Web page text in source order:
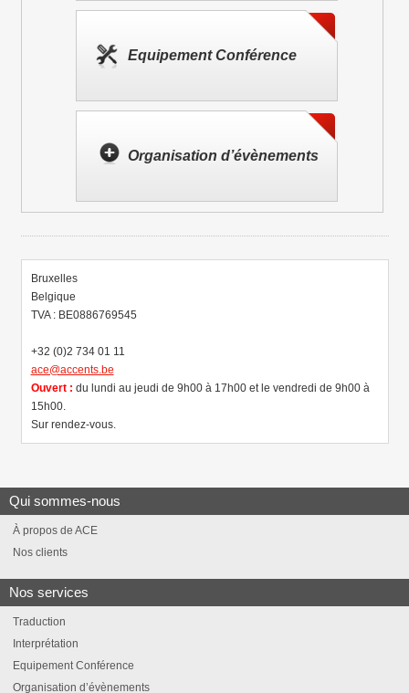
Bruxelles
Belgique
TVA : BE0886769545
+32 (0)2 734 01 11
ace@accents.be
Ouvert : du lundi au jeudi de 9h00 à 17h00 et le vendredi de 9h00 à
15h00.
Sur rendez-vous.
Equipement Conférence
Organisation d’évènements
Qui sommes-nous
À propos de ACE
Nos clients
Nos services
Traduction
Interprétation
Equipement Conférence
Organisation d’évènements